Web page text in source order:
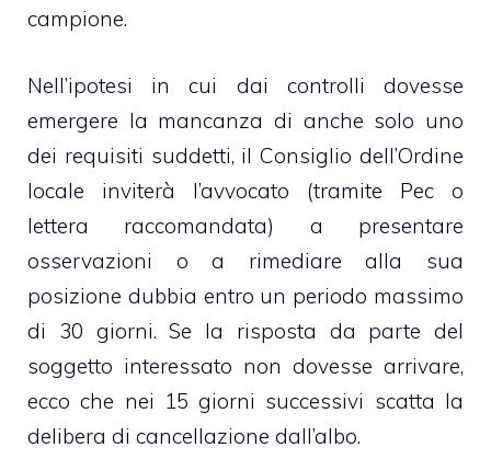
campione.
Nell’ipotesi in cui dai controlli dovesse
emergere la mancanza di anche solo uno
dei requisiti suddetti, il Consiglio dell’Ordine
locale inviterà l’avvocato (tramite Pec o
lettera raccomandata) a presentare
osservazioni o a rimediare alla sua
posizione dubbia entro un periodo massimo
di 30 giorni. Se la risposta da parte del
soggetto interessato non dovesse arrivare,
ecco che nei 15 giorni successivi scatta la
delibera di cancellazione dall’albo.